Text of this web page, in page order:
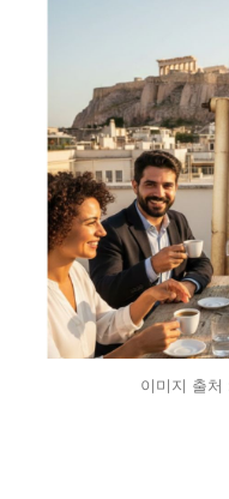
이미지 출